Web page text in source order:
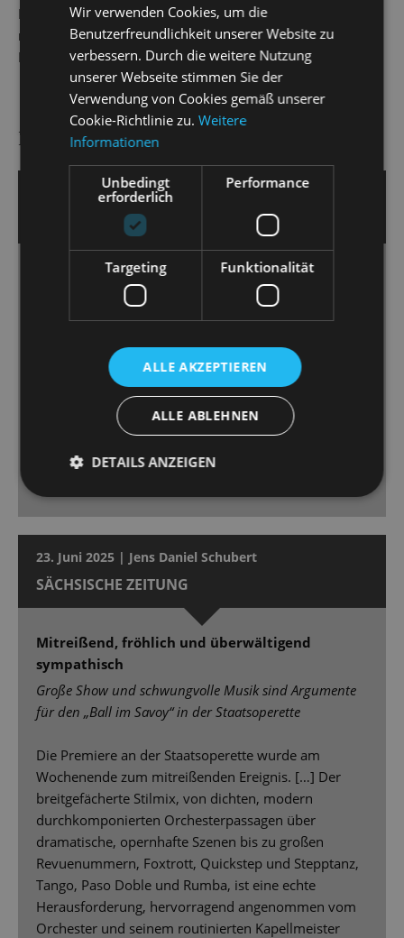
Dokumentation auf ARTE gesendet wurde. 2023 wurde er
mit SALOME für den Österreichischen Musiktheaterpreis
BESTE AUSSTATTUNG nominiert.
PRESSESTIMMEN
23. Juni 2025 | Guido Glaner
DRESDNER MORGENPOST
Abrahams Musik ist eingängig, süffig in den
Melodien und komplex in der Rhythmik - so wie es
bestenfalls ist, wenn sich Orchestermusik mit Jazz
vermählt. Es ist packend, was unter Leitung von
Christian Garbosnik aus dem Orchestergraben
kommt.[...] In kunstvoll gestalteter Ball-Kulisse
(Bühne und Kostüme: Timo Deutler, Orakina Peter)
agieren etwa ein Dutzend Figuren [...] ein pralles,
mitreißendesStück Musiktheater.
23. Juni 2025 | Jens Daniel Schubert
SÄCHSISCHE ZEITUNG
Mitreißend, fröhlich und überwältigend
sympathisch
Große Show und schwungvolle Musik sind Argumente
für den „Ball im Savoy“ in der Staatsoperette
Die Premiere an der Staatsoperette wurde am
Wochenende zum mitreißenden Ereignis. […] Der
breitgefächerte Stilmix, von dichten, modern
durchkomponierten Orchesterpassagen über
dramatische, opernhafte Szenen bis zu großen
Revuenummern, Foxtrott, Quickstep und Stepptanz,
Tango, Paso Doble und Rumba, ist eine echte
Herausforderung, hervorragend angenommen vom
Orchester und seinem routinierten Kapellmeister
Wir verwenden Cookies, um die
Benutzerfreundlichkeit unserer Website zu
verbessern. Durch die weitere Nutzung
unserer Webseite stimmen Sie der
Verwendung von Cookies gemäß unserer
Cookie-Richtlinie zu.Weitere
Informationen
Unbedingt
erforderlich
Performance
Targeting Funktionalität
ALLE AKZEPTIEREN
ALLE ABLEHNEN
DETAILS ANZEIGEN